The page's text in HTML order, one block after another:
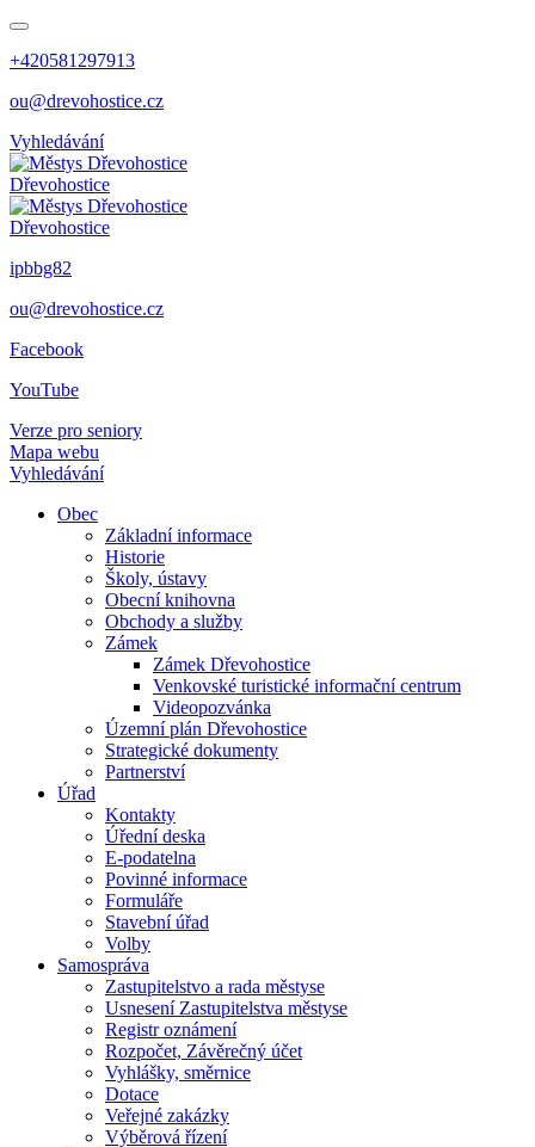
+420581297913
ou@drevohostice.cz
Vyhledávání
Dřevohostice
Dřevohostice
ipbbg82
ou@drevohostice.cz
Facebook
YouTube
Verze pro seniory
Mapa webu
Vyhledávání
Obec
Základní informace
Historie
Školy, ústavy
Obecní knihovna
Obchody a služby
Zámek
Zámek Dřevohostice
Venkovské turistické informační centrum
Videopozvánka
Územní plán Dřevohostice
Strategické dokumenty
Partnerství
Úřad
Kontakty
Úřední deska
E-podatelna
Povinné informace
Formuláře
Stavební úřad
Volby
Samospráva
Zastupitelstvo a rada městyse
Usnesení Zastupitelstva městyse
Registr oznámení
Rozpočet, Závěrečný účet
Vyhlášky, směrnice
Dotace
Veřejné zakázky
Výběrová řízení